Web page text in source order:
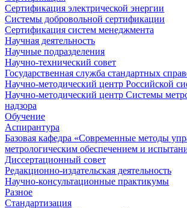
Сертификация электрической энергии
Системы добровольной сертификации
Сертификация систем менеджмента
Научная деятельность
Научные подразделения
Научно-технический совет
Государственная служба стандартных
Научно-методический центр Российской
Научно-методический центр Системы
надзора
Обучение
Аспирантура
Базовая кафедра «Современные методы
метрологическим обеспечением и
Диссертационный совет
Редакционно-издательская деятельность
Научно-консультационные практикумы
Разное
Стандартизация